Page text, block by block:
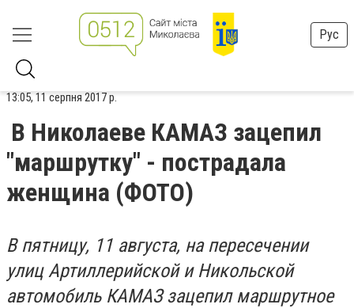
Рус
13:05, 11 серпня 2017 р.
В Николаеве КАМАЗ зацепил
"маршрутку" - пострадала
женщина (ФОТО)
В пятницу, 11 августа, на пересечении
улиц Артиллерийской и Никольской
автомобиль КАМАЗ зацепил маршрутное